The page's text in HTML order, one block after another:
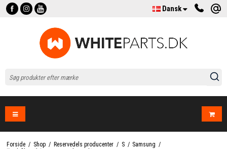
Dansk
Forside / Shop / Reservedels producenter / S / Samsung /